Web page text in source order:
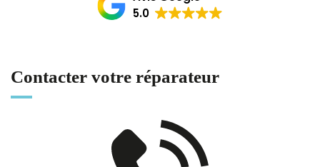
5.0
Contacter votre réparateur